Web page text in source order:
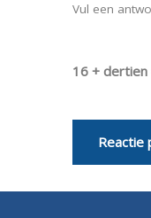
Vul een
16 + dertien